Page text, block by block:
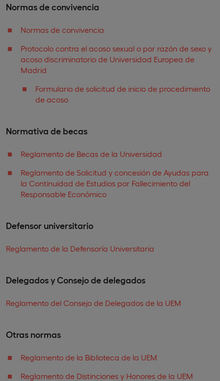
Normas de convivencia
Normas de convivencia
Protocolo contra el acoso sexual o por razón de sexo y
acoso discriminatorio de Universidad Europea de
Madrid
Formulario de solicitud de inicio de procedimiento
de acoso
Normativa de becas
Reglamento de Becas de la Universidad
Reglamento de Solicitud y concesión de Ayudas para
la Continuidad de Estudios por Fallecimiento del
Responsable Económico
Defensor universitario
Reglamento de la Defensoría Universitaria
Delegados y Consejo de delegados
Reglamento del Consejo de Delegados de la UEM
Otras normas
Reglamento de la Biblioteca de la UEM
Reglamento de Distinciones y Honores de la UEM